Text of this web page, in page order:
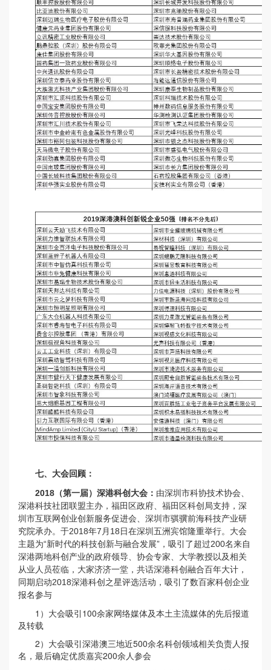
七、大会回顾：
2018（第一届）深港科创大会： 由深圳市科协技术协会、
深港科技社团联盟主办，福田区政府、福田区科创局支持，深
圳市互联网创业创新服务促进会、深圳市骐骥前海科技产业研
究院承办。于2018年7月18日在深圳五洲宾馆隆重举行。大会
主题为“新时代的科技创新与融合发展”，吸引了超过200名来自
深港两地科创产业的政府领导、协会专家、大学教授以及相关
从业人员莅临，大家济济一堂，共话深港科创融合百年大计，
同期启动2018深港科创之星评选活动，吸引了数百家科创企业
报名参与
1）大会吸引100余家网络媒体及本土主流媒体的先后报道
及转载
2）大会吸引深港澳三地近500余名科创领域相关负责人报
名，最后确定优质嘉宾200余人参会